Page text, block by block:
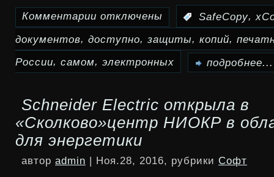
Комментарии
записи
Решение
xConfiDoc
для
защиты
отключены SafeCopy,
документов, доступно, защиты, копий,
России, самом, электронных подробнее...
Schneider Electric открыла в
«Сколково»центр НИОКР в
для энергетики
автор admin | Ноя.28, 2016, рубрики Софт